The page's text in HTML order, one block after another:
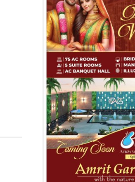
आगर
राजनीति
ग्वालियर
छतरपुर
जबलपुर
झाबुआ
छिंदवाड़ा